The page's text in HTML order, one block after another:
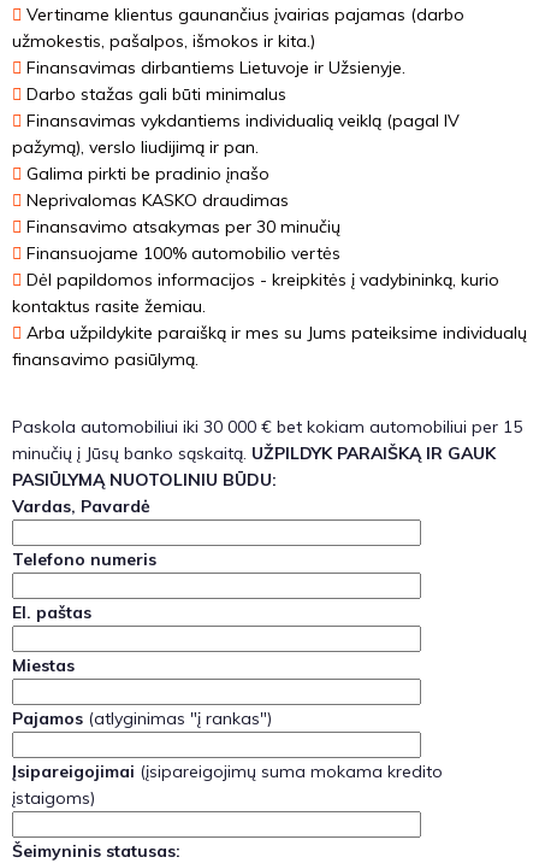
Vertiname klientus gaunančius įvairias pajamas (darbo
užmokestis, pašalpos, išmokos ir kita.)
Finansavimas dirbantiems Lietuvoje ir Užsienyje.
Darbo stažas gali būti minimalus
Finansavimas vykdantiems individualią veiklą (pagal IV
pažymą), verslo liudijimą ir pan.
Galima pirkti be pradinio įnašo
Neprivalomas KASKO draudimas
Finansavimo atsakymas per 30 minučių
Finansuojame 100% automobilio vertės
Dėl papildomos informacijos - kreipkitės į vadybininką, kurio
kontaktus rasite žemiau.
Arba užpildykite paraišką ir mes su Jums pateiksime individualų
finansavimo pasiūlymą.
Paskola automobiliui iki 30 000 € bet kokiam automobiliui per 15
minučių į Jūsų banko sąskaitą. UŽPILDYK PARAIŠKĄ IR GAUK
PASIŪLYMĄ NUOTOLINIU BŪDU:
Vardas, Pavardė
Telefono numeris
El. paštas
Miestas
Pajamos (atlyginimas "į rankas")
Įsipareigojimai (įsipareigojimų suma mokama kredito
įstaigoms)
Šeimyninis statusas: